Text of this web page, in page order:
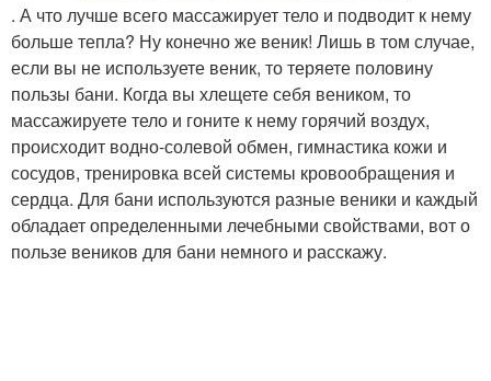
. А что лучше всего массажирует тело и подводит к нему
больше тепла? Ну конечно же веник! Лишь в том случае,
если вы не используете веник, то теряете половину
пользы бани. Когда вы хлещете себя веником, то
массажируете тело и гоните к нему горячий воздух,
происходит водно-солевой обмен, гимнастика кожи и
сосудов, тренировка всей системы кровообращения и
сердца. Для бани используются разные веники и каждый
обладает определенными лечебными свойствами, вот о
пользе веников для бани немного и расскажу.